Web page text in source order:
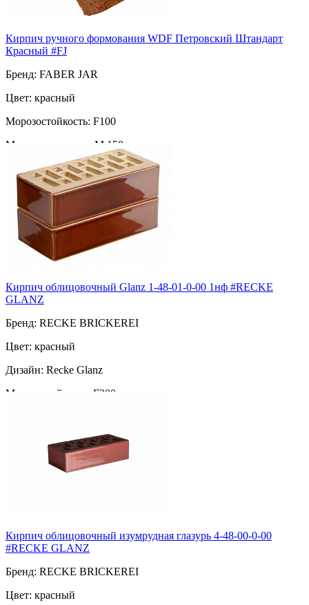
Кирпич ручного формования WDF Петровский Штандарт
Красный #FJ
Бренд: FABER JAR
Цвет: красный
Морозостойкость: F100
Марка прочности: М 150
Поверхность: ручная формовка
Пустотность: полнотелый
за шт
Кирпич облицовочный Glanz 1-48-01-0-00 1нф #RECKE
GLANZ
Бренд: RECKE BRICKEREI
Цвет: красный
Дизайн: Recke Glanz
Морозостойкость: F200
Поверхность: гладкий
Пустотность: пустотелый
Кирпич облицовочный изумрудная глазурь 4-48-00-0-00
#RECKE GLANZ
Бренд: RECKE BRICKEREI
Цвет: красный